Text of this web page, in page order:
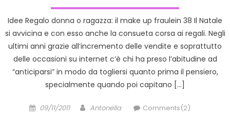
Idee Regalo donna o ragazza: il make up fraulein 38 Il Natale
si avvicina e con esso anche la consueta corsa ai regali. Negli
ultimi anni grazie all’incremento delle vendite e soprattutto
delle occasioni su internet c’è chi ha preso l’abitudine ad
“anticiparsi” in modo da togliersi quanto prima il pensiero,
specialmente quando poi capitano […]
Posted
09/11/2011 Author
Antonella Comments(2)